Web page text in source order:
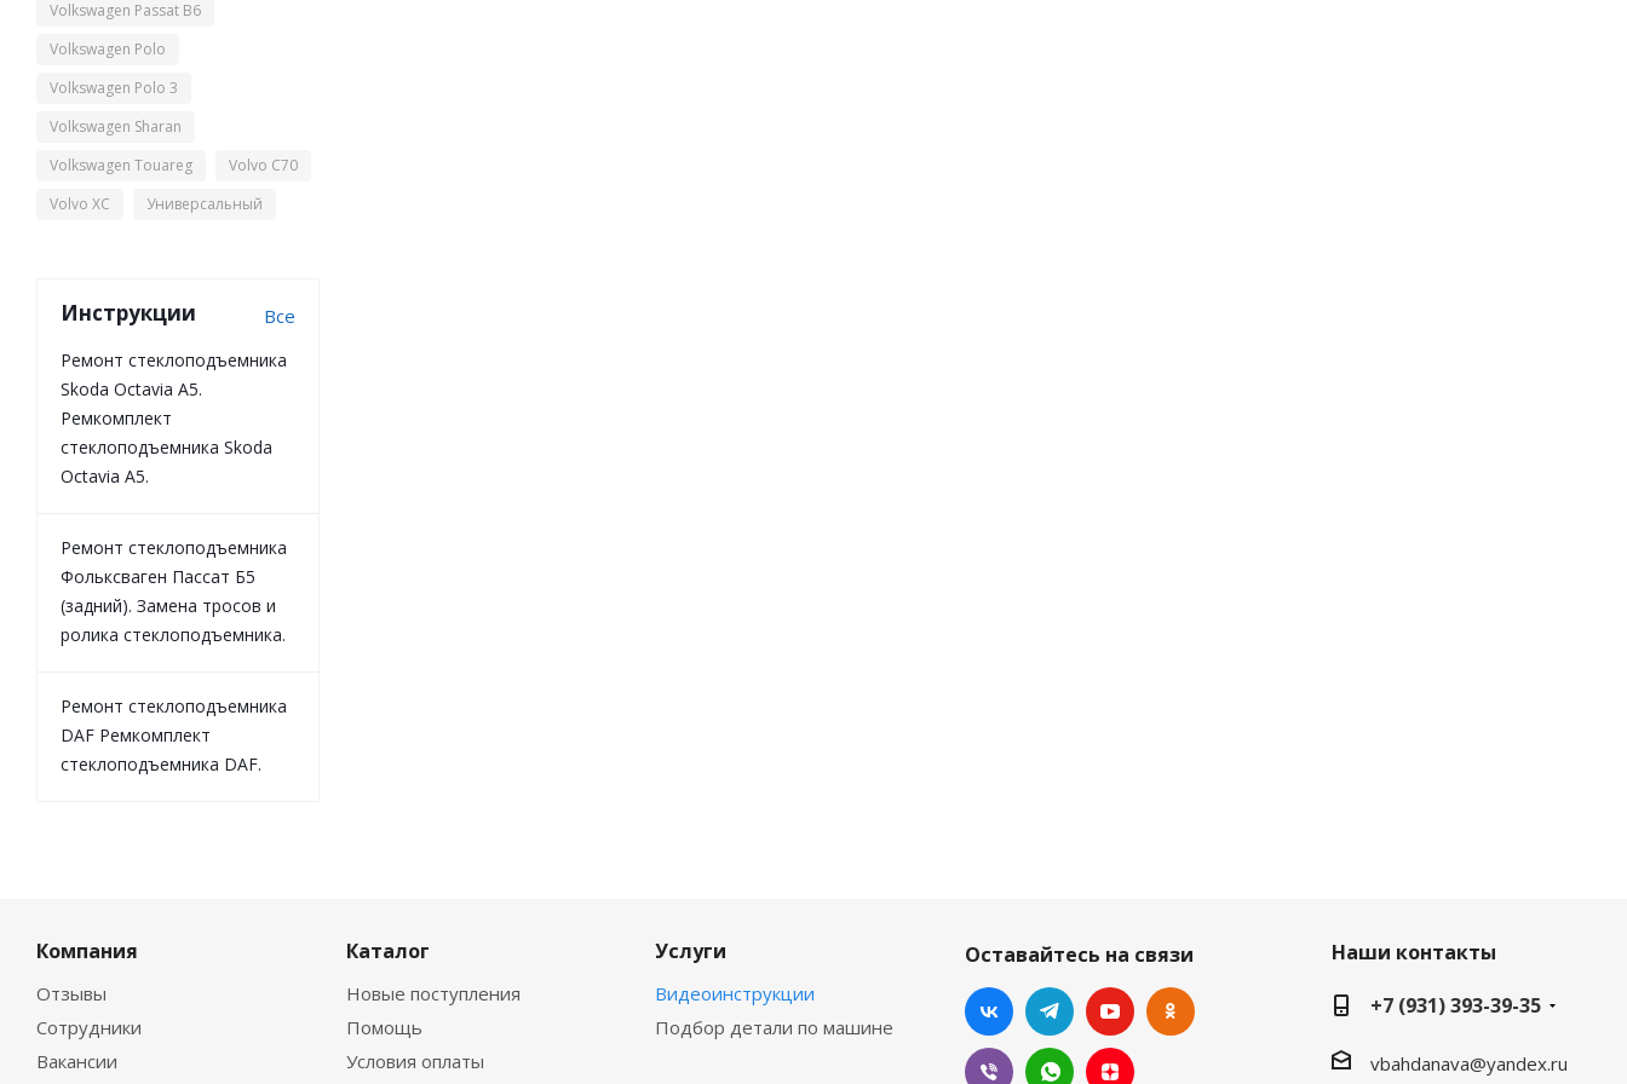
Volkswagen Passat B6
Volkswagen Polo
Volkswagen Polo 3
Volkswagen Sharan
Volkswagen Touareg
Volvo C70
Volvo XC
Универсальный
Инструкции Все
Ремонт стеклоподъемника
Skoda Octavia A5.
Ремкомплект
стеклоподъемника Skoda
Octavia A5.
Ремонт стеклоподъемника
Фольксваген Пассат Б5
(задний). Замена тросов и
ролика стеклоподъемника.
Ремонт стеклоподъемника
DAF Ремкомплект
стеклоподъемника DAF.
Компания
Отзывы
Сотрудники
Вакансии
Каталог
Новые поступления
Помощь
Условия оплаты
Услуги
Видеоинструкции
Подбор детали по машине
Оставайтесь на связи
Наши контакты
+7 (931) 393-39-35
vbahdanava@yandex.ru